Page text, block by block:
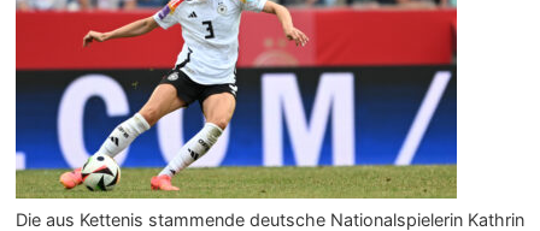
Die aus Kettenis stammende deutsche Nationalspielerin Kathrin